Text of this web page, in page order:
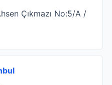
Çıkmazı No:5/A /